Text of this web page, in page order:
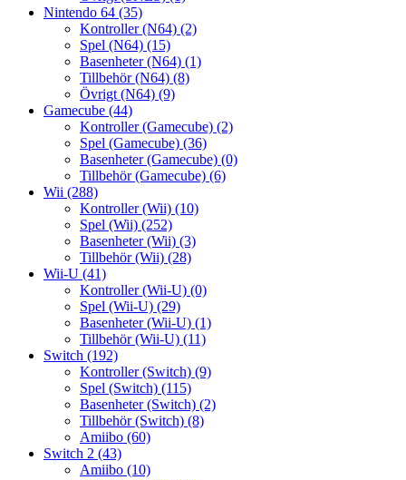
Nintendo 64 (35)
Kontroller (N64) (2)
Spel (N64) (15)
Basenheter (N64) (1)
Tillbehör (N64) (8)
Övrigt (N64) (9)
Gamecube (44)
Kontroller (Gamecube) (2)
Spel (Gamecube) (36)
Basenheter (Gamecube) (0)
Tillbehör (Gamecube) (6)
Wii (288)
Kontroller (Wii) (10)
Spel (Wii) (252)
Basenheter (Wii) (3)
Tillbehör (Wii) (28)
Wii-U (41)
Kontroller (Wii-U) (0)
Spel (Wii-U) (29)
Basenheter (Wii-U) (1)
Tillbehör (Wii-U) (11)
Switch (192)
Kontroller (Switch) (9)
Spel (Switch) (115)
Basenheter (Switch) (2)
Tillbehör (Switch) (8)
Amiibo (60)
Switch 2 (43)
Amiibo (10)